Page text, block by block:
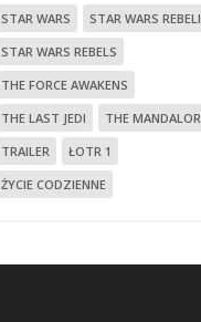
STAR WARS
STAR WARS
STAR WARS REBELS
THE FORCE AWAKENS
THE LAST JEDI
THE
TRAILER
ŁOTR 1
ŻYCIE CODZIENNE